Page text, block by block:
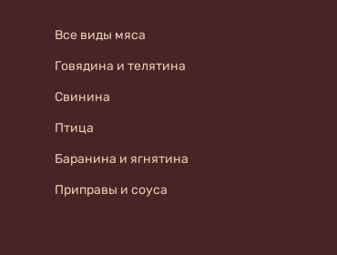
Все виды мяса
Говядина и телятина
Свинина
Птица
Баранина и ягнятина
Приправы и соуса